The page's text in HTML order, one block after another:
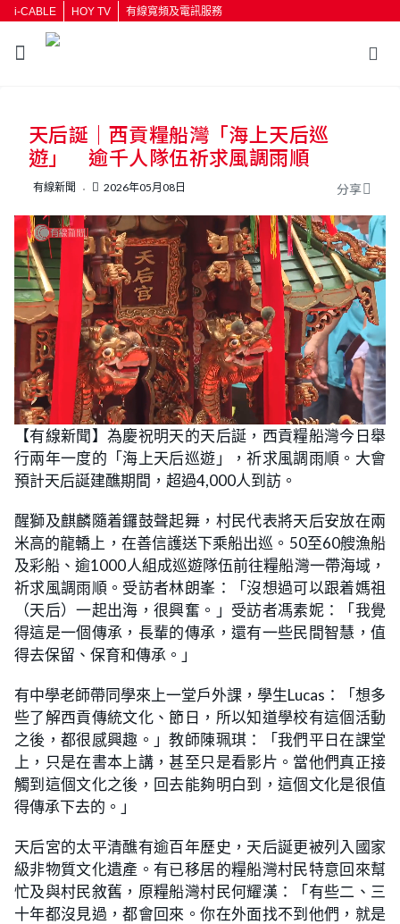
i-CABLE HOY TV 有線寬頻及電訊服務
按輸入鍵開始搜尋
天后誕｜西貢糧船灣「海上天后巡
遊」 逾千人隊伍祈求風調雨順
有線新聞 2026年05月08日 分享
U
n
m
t
e
L
o
a
d
e
d
:
2
0
9
%
【有線新聞】為慶祝明天的天后誕，西貢糧船灣今日舉
行兩年一度的「海上天后巡遊」，祈求風調雨順。大會
預計天后誕建醮期間，超過4,000人到訪。
醒獅及麒麟隨着鑼鼓聲起舞，村民代表將天后安放在兩
米高的龍轎上，在善信護送下乘船出巡。50至60艘漁船
及彩船、逾1000人組成巡遊隊伍前往糧船灣一帶海域，
祈求風調雨順。受訪者林朗峯：「沒想過可以跟着媽祖
（天后）一起出海，很興奮。」受訪者馮素妮：「我覺
得這是一個傳承，長輩的傳承，還有一些民間智慧，值
得去保留、保育和傳承。」
有中學老師帶同學來上一堂戶外課，學生Lucas：「想多
些了解西貢傳統文化、節日，所以知道學校有這個活動
之後，都很感興趣。」教師陳珮琪：「我們平日在課堂
上，只是在書本上講，甚至只是看影片。當他們真正接
觸到這個文化之後，回去能夠明白到，這個文化是很值
得傳承下去的。」
天后宮的太平清醮有逾百年歷史，天后誕更被列入國家
級非物質文化遺產。有已移居的糧船灣村民特意回來幫
忙及與村民敘舊，原糧船灣村民何耀漢：「有些二、三
十年都沒見過，都會回來。你在外面找不到他們，就是